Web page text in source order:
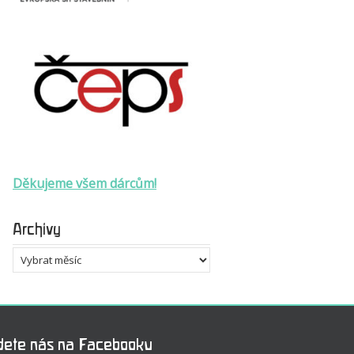
Děkujeme všem dárcům!
Archivy
Archivy
nás na Facebooku